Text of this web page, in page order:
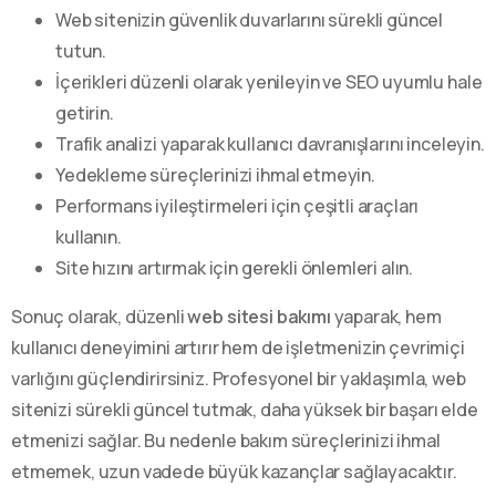
Web sitenizin güvenlik duvarlarını sürekli güncel
tutun.
İçerikleri düzenli olarak yenileyin ve SEO uyumlu hale
getirin.
Trafik analizi yaparak kullanıcı davranışlarını inceleyin.
Yedekleme süreçlerinizi ihmal etmeyin.
Performans iyileştirmeleri için çeşitli araçları
kullanın.
Site hızını artırmak için gerekli önlemleri alın.
Sonuç olarak, düzenliweb sitesi bakımıyaparak, hem
kullanıcı deneyimini artırır hem de işletmenizin çevrimiçi
varlığını güçlendirirsiniz. Profesyonel bir yaklaşımla, web
sitenizi sürekli güncel tutmak, daha yüksek bir başarı elde
etmenizi sağlar. Bu nedenle bakım süreçlerinizi ihmal
etmemek, uzun vadede büyük kazançlar sağlayacaktır.